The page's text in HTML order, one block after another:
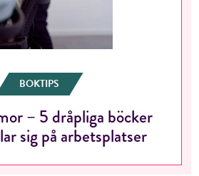
RÖSTA
BOKTIPS
– 5 dråpliga böcker
sig på arbetsplatser